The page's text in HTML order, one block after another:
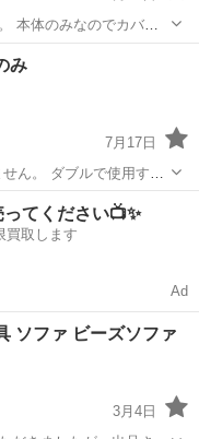
本体のみなのでカバー
、乗せれる車で取りに来
フィットするソファ
み
7月17日
ん。 ダブルで使用する
ので、出品します。 ダ
け致します。
ってください📺✨
買取します
Ad
ソファ ビーズソファ
3月4日